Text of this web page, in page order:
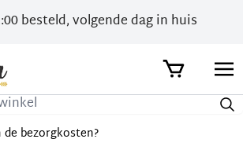
besteld, volgende dag in huis
bezorgkosten?